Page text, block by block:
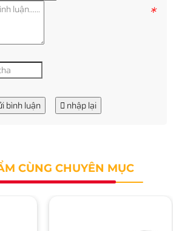
*
bình luận nhập lại
CÙNG CHUYÊN MỤC